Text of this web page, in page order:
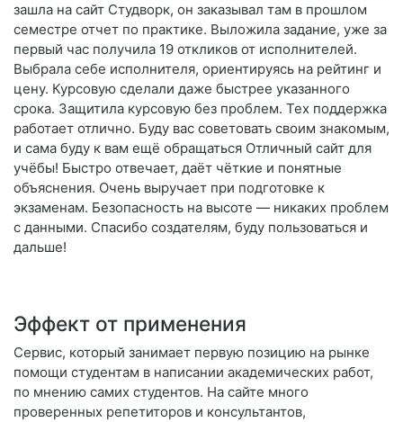
зашла на сайт Студворк, он заказывал там в прошлом
семестре отчет по практике. Выложила задание, уже за
первый час получила 19 откликов от исполнителей.
Выбрала себе исполнителя, ориентируясь на рейтинг и
цену. Курсовую сделали даже быстрее указанного
срока. Защитила курсовую без проблем. Тех поддержка
работает отлично. Буду вас советовать своим знакомым,
и сама буду к вам ещё обращаться Отличный сайт для
учёбы! Быстро отвечает, даёт чёткие и понятные
объяснения. Очень выручает при подготовке к
экзаменам. Безопасность на высоте — никаких проблем
с данными. Спасибо создателям, буду пользоваться и
дальше!
Эффект от применения
Сервис, который занимает первую позицию на рынке
помощи студентам в написании академических работ,
по мнению самих студентов. На сайте много
проверенных репетиторов и консультантов,